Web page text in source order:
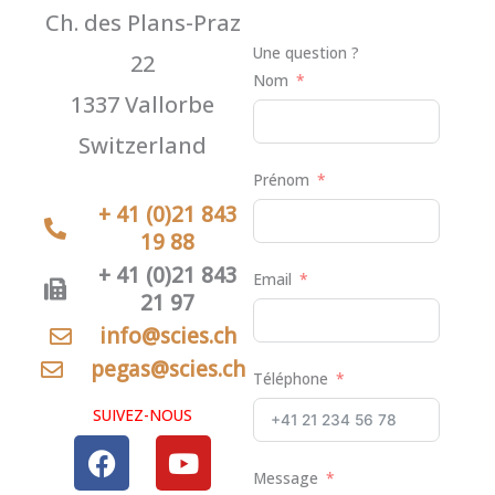
Ch. des Plans-Praz
22
1337 Vallorbe
Switzerland
+ 41 (0)21 843
19 88
+ 41 (0)21 843
21 97
​info@scies.ch
pegas@scies.ch
SUIVEZ-NOUS
F
a
Y
o
Une question ?
Nom
Prénom
Email
Téléphone
Message